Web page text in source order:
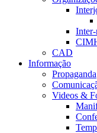
CAD
Informação
Propaganda
Videos &